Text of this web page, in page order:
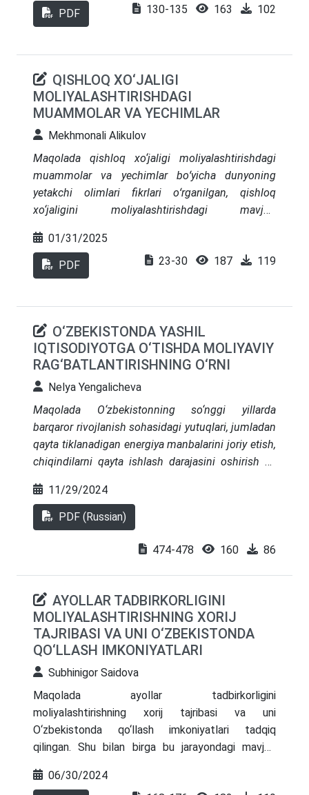
mexanizmlarining ahamiyati o‘rganilgan. Tahlillar
shuni ko‘rsatadiki, yashil ipoteka dasturlari
xarajatlarining qisqarishiga va ekologik
barqarorlikning oshishiga xizmat qiladi.
O‘zbekiston sharoitida ushbu dasturlarni joriy etish
uchun institutsional baza, moliyaviy rag‘batlar va
aniqlangan.
PDF 130-135 163 102
QISHLOQ XO‘JALIGI
MOLIYALASHTIRISHDAGI
MUAMMOLAR VA YECHIMLAR
Mekhmonali Alikulov
Maqolada qishloq xo‘jaligi moliyalashtirishdagi
muammolar va yechimlar boʻyicha dunyoning
yetakchi olimlari fikrlari oʻrganilgan, qishloq
xo‘jaligini moliyalashtirishdagi mavjud
xo‘jaligi rivojlangan mamlakatlar TOP 7 ligining
qishloq xo‘jaligini moliyalashtirishda muammolari
va ularning yechimlari tahlil qilingan hamda
bo‘yicha asoslantirilgan xulosa va takliflar berilgan.
01/31/2025
PDF 23-30 187 119
O‘ZBEKISTONDA YASHIL
IQTISODIYOTGA O‘TISHDA MOLIYAVIY
RAG‘BATLANTIRISHNING O‘RNI
Nelya Yengalicheva
Maqolada O‘zbekistonning so‘nggi yillarda
barqaror rivojlanish sohasidagi yutuqlari, jumladan
qayta tiklanadigan energiya manbalarini joriy etish,
chiqindilarni qayta ishlash darajasini oshirish va
rag‘batlantirishning muvaffaqiyatli amaliyotini
ko‘rsatuvchi Yevropa Ittifoqi mamlakatlari, AQSH,
Xitoy, Qozog‘iston va boshqa mamlakatlarning
xalqaro tajribasi taqdim etilgan. Maqolada milliy
investitsiya muhitini yaxshilash bo‘yicha tavsiyalar
berilgan. Ushbu chora-tadbirlarning amalga
oshirilishi qayta tiklanadigan energiya ulushini
oshirish, CO₂ chiqindilarini kamaytirish va ekologik
toza sanoatda yangi ish o‘rinlarini yaratish
11/29/2024
PDF (Russian)
474-478 160 86
AYOLLAR TADBIRKORLIGINI
MOLIYALASHTIRISHNING XORIJ
TAJRIBASI VA UNI O‘ZBEKISTONDA
QO‘LLASH IMKONIYATLARI
Subhinigor Saidova
Maqolada ayollar tadbirkorligini
moliyalashtirishning xorij tajribasi va uni
O‘zbekistonda qo‘llash imkoniyatlari tadqiq
qilingan. Shu bilan birga bu jarayondagi mavjud
tadbirkorligini moliyaviy qo‘llab-quvvatlash bo‘yicha
06/30/2024